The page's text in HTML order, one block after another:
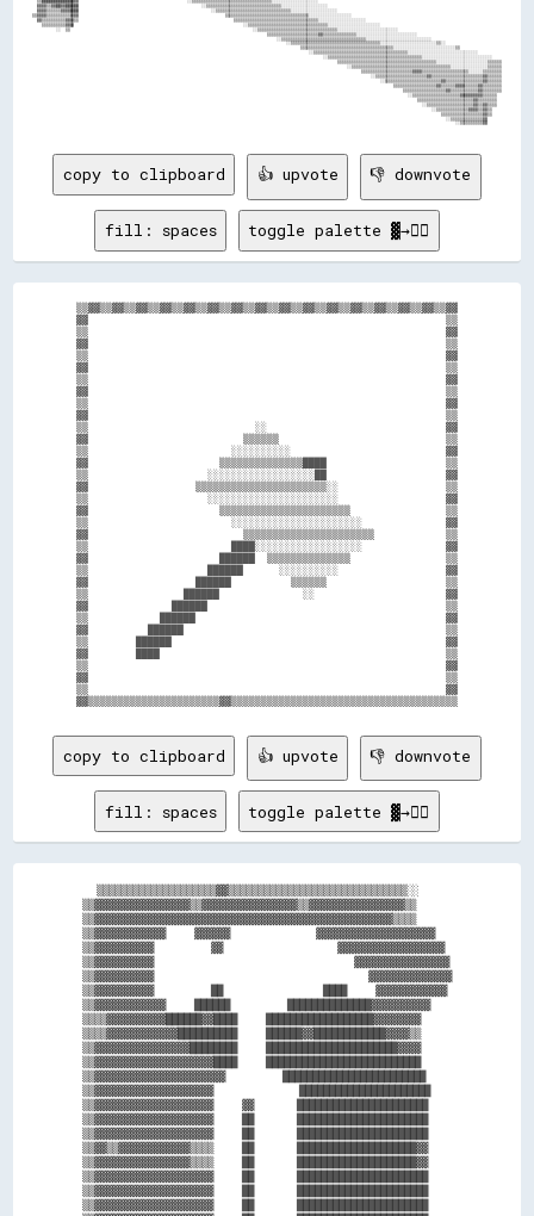
copy to clipboard 👍 upvote 👎 downvote
fill: spaces toggle palette ▓→✊🏽
▒▒▓▓▒▒▓▓▒▒▓▓▒▒▓▓▒▒▓▓▒▒▓▓▒▒▓▓▒▒▓▓▒▒▓▓▒▒▓▓▒▒▓▓▒▒▓▓▒▒▓▓▒▒▓▓▒▒▓▓▒▒▓▓
▓▓                                                            ▒▒
▒▒                                                            ▓▓
▓▓                                                            ▒▒
▒▒                                                            ▓▓
▓▓                                                            ▒▒
▒▒                                                            ▓▓
▓▓                                                            ▒▒
▒▒                                                            ▓▓
▓▓                                                            ▒▒
▒▒                            ░░                              ▓▓
▓▓                          ▒▒▒▒▒▒                            ▒▒
▒▒                        ░░░░░░░░░░                          ▓▓
▓▓                      ▒▒▒▒▒▒▒▒▒▒▒▒▒▒████                    ▒▒
▒▒                    ░░░░░░░░░░░░░░░░░░██                    ▓▓
▓▓                  ▒▒▒▒▒▒▒▒▒▒▒▒▒▒▒▒▒▒▒▒▒▒░░                  ▒▒
▒▒                    ░░░░░░░░░░░░░░░░░░░░░░                  ▓▓
▓▓                      ▒▒▒▒▒▒▒▒▒▒▒▒▒▒▒▒▒▒▒▒▒▒                ▒▒
▒▒                        ░░░░░░░░░░░░░░░░░░░░░░              ▓▓
▓▓                          ▒▒▒▒▒▒▒▒▒▒▒▒▒▒▒▒▒▒▒▒▒▒            ▒▒
▒▒                        ████░░░░░░░░░░░░░░░░░░              ▓▓
▓▓                      ██████  ▒▒▒▒▒▒▒▒▒▒▒▒▒▒                ▒▒
▒▒                    ██████      ░░░░░░░░░░                  ▓▓
▓▓                  ██████          ▒▒▒▒▒▒                    ▒▒
▒▒                ██████              ░░                      ▓▓
▓▓              ██████                                        ▒▒
▒▒            ██████                                          ▓▓
▓▓          ██████                                            ▒▒
▒▒        ██████                                              ▓▓
▓▓        ████                                                ▒▒
▒▒                                                            ▓▓
▓▓                                                            ▒▒
▒▒                                                            ▓▓
copy to clipboard 👍 upvote 👎 downvote
fill: spaces toggle palette ▓→✊🏽
  ▒▒▒▒▒▒▒▒▒▒▒▒▒▒▒▒▒▒▒▒▓▓▒▒▒▒▒▒▒▒▒▒▒▒▒▒▒▒▒▒▒▒▒▒▒▒▒▒▒▒▒▒░░
▒▒▓▓▓▓▓▓▓▓▓▓▓▓▓▓▓▓▒▒▓▓▓▓▓▓▓▓▓▓▓▓▓▓▓▓▒▒▓▓▓▓▓▓▓▓▓▓▓▓▓▓▓▓▒▒
▒▒▓▓▓▓▓▓▓▓▓▓▓▓▓▓▓▓▓▓▓▓▓▓▓▓▓▓▓▓▓▓▓▓▓▓▓▓▓▓▓▓▓▓▓▓▓▓▓▓▓▓▒▒▒▒
▒▒▓▓▓▓▓▓▓▓▓▓▓▓    ▓▓▓▓▓▓            ▓▓▓▓▓▓▓▓▓▓▓▓▓▓▓▓▓▓▓▓
▒▒▓▓▓▓▓▓▓▓▓▓        ▓▓                ▓▓▓▓▓▓▓▓▓▓▓▓▓▓▓▓▓▓
▒▒▓▓▓▓▓▓▓▓▓▓                            ▓▓▓▓▓▓▓▓▓▓▓▓▓▓▓▓
▒▒▓▓▓▓▓▓▓▓▓▓                              ▓▓▓▓▓▓▓▓▓▓▓▓▓▓
▒▒▓▓▓▓▓▓▓▓▓▓        ██              ████    ▓▓▓▓▓▓▓▓▓▓▓▓
▒▒▓▓▓▓▓▓▓▓▓▓▓▓    ██████        ██████████████▓▓▓▓▓▓▓▓▓▓
▒▒▒▒▓▓▓▓▓▓▓▓▓▓██████▓▓████    ██████████████████▓▓▓▓▓▓▓▓
▒▒▒▒▓▓▓▓▓▓▓▓▓▓▓▓██████████    ██████▓▓████████████▓▓▓▓▒▒
▒▒▓▓▓▓▓▓▓▓▓▓▓▓▓▓▓▓████████    ██████████████████████▓▓▓▓
▒▒▓▓▓▓▓▓▓▓▓▓▓▓▓▓▓▓▓▓▓▓████    ██████████████████████████
▒▒▓▓▓▓▓▓▓▓▓▓▓▓▓▓▓▓▓▓▓▓▓▓        ████████████████████████
▒▒▓▓▓▓▓▓▓▓▓▓▓▓▓▓▓▓▓▓▓▓            ██████████████████████
▒▒▓▓▓▓▓▓▓▓▓▓▓▓▓▓▓▓▓▓▓▓    ▓▓      ██████████████████████
▒▒▓▓▓▓▓▓▓▓▓▓▓▓▓▓▓▓▓▓▓▓    ██      ██████████████████████
▒▒▓▓▓▓▓▓▓▓▓▓▓▓▓▓▓▓▓▓▓▓    ██      ██████████████████████
▒▒▓▓▒▒▓▓▓▓▓▓▓▓▓▓▓▓▒▒▒▒    ██      ████████████████████▓▓
▒▒▓▓▓▓▓▓▓▓▓▓▓▓▓▓▓▓▒▒▒▒    ██      ████████████████████▓▓
▒▒▓▓▓▓▓▓▓▓▓▓▓▓▓▓▓▓▓▓▓▓    ██      ██████████████████████
▒▒▓▓▓▓▓▓▓▓▓▓▓▓▓▓▓▓▓▓▓▓    ██      ██████████████████████
▒▒▓▓▓▓▓▓▓▓▓▓▓▓▓▓▓▓▓▓▓▓    ██      ██████████████████████